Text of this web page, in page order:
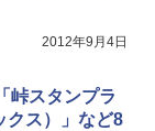
2012年9月4日
峠スタンプラ
クス）」など8